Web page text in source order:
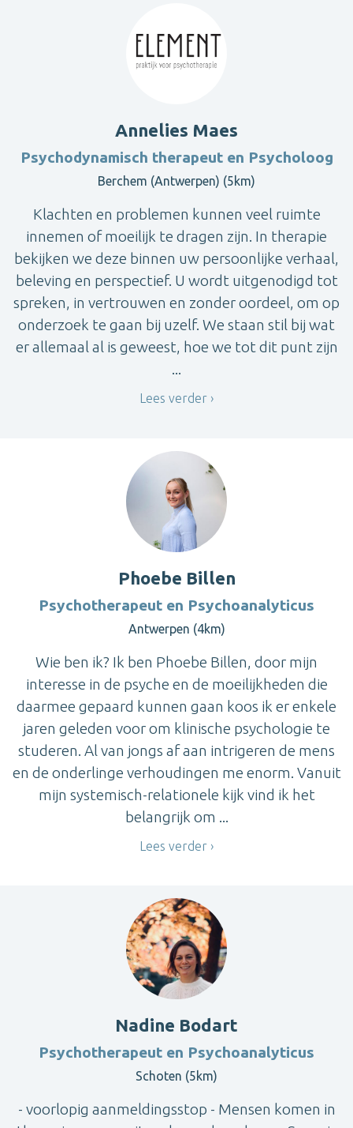
Annelies Maes
Psychodynamisch therapeut en Psycholoog
Berchem (Antwerpen) (5km)
Klachten en problemen kunnen veel ruimte
innemen of moeilijk te dragen zijn. In therapie
bekijken we deze binnen uw persoonlijke verhaal,
beleving en perspectief. U wordt uitgenodigd tot
spreken, in vertrouwen en zonder oordeel, om op
onderzoek te gaan bij uzelf. We staan stil bij wat
er allemaal al is geweest, hoe we tot dit punt zijn
...
Lees verder
Phoebe Billen
Psychotherapeut en Psychoanalyticus
Antwerpen (4km)
Wie ben ik? Ik ben Phoebe Billen, door mijn
interesse in de psyche en de moeilijkheden die
daarmee gepaard kunnen gaan koos ik er enkele
jaren geleden voor om klinische psychologie te
studeren. Al van jongs af aan intrigeren de mens
en de onderlinge verhoudingen me enorm. Vanuit
mijn systemisch-relationele kijk vind ik het
belangrijk om ...
Lees verder
Nadine Bodart
Psychotherapeut en Psychoanalyticus
Schoten (5km)
- voorlopig aanmeldingsstop - Mensen komen in